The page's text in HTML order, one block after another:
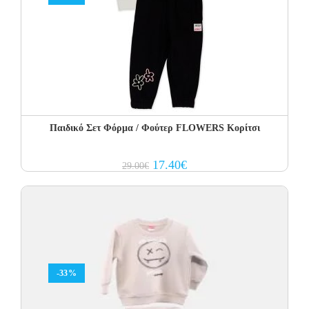
Παιδικό Σετ Φόρμα / Φούτερ FLOWERS Κορίτσι
29.00€ Original
price
17.40€Current
price
-33%